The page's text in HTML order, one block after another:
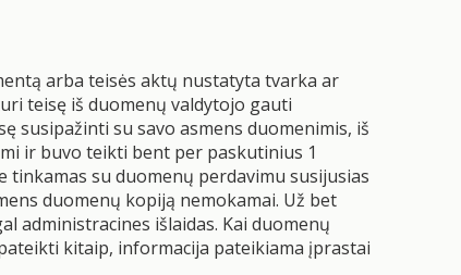
arba teisės aktų nustatyta tvarka ar
teisę iš duomenų valdytojo gauti
susipažinti su savo asmens duomenimis, iš
ir buvo teikti bent per paskutinius 1
su duomenų perdavimu susijusias
duomenų kopiją nemokamai. Už bet
administracines išlaidas. Kai duomenų
kitaip, informacija pateikiama įprastai